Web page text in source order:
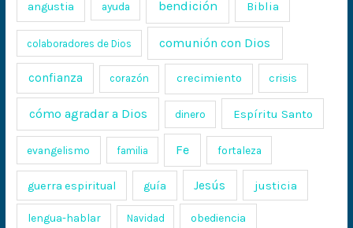
angustia ayuda bendición Biblia
colaboradores de Dios comunión con Dios
confianza corazón crecimiento crisis
cómo agradar a Dios dinero Espíritu Santo
evangelismo familia Fe fortaleza
guerra espiritual guía Jesús justicia
lengua-hablar Navidad obediencia